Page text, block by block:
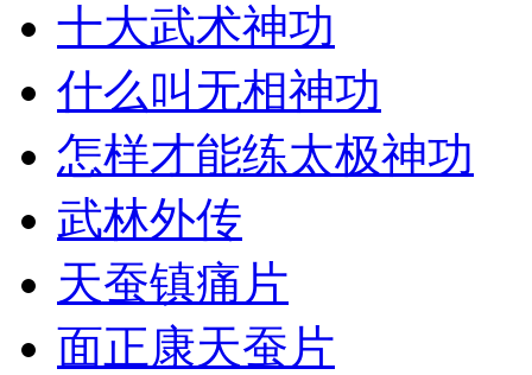
十大武术神功
什么叫无相神功
怎样才能练太极神功
武林外传
天蚕镇痛片
面正康天蚕片